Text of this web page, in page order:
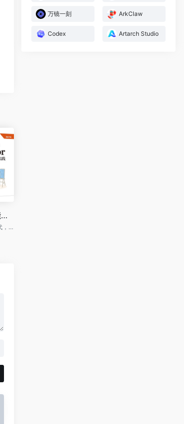
《人人都能学AI编程：Cursor从入门到项目实践》
AI辅助编程时代，本书教你用AI写代码、做项目、建思维
万镜一刻 ArkClaw
Codex Artarch Studio